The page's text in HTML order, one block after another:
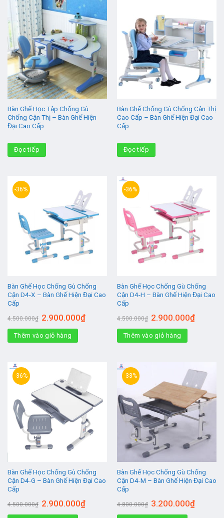
Bàn Ghế Học Tập Chống Gù
Chống Cận Thị – Bàn Ghế Hiện
Đại Cao Cấp
Đọc tiếp
Bàn Ghế Chống Gù Chống Cận Thị
Cao Cấp – Bàn Ghế Hiện Đại Cao
Cấp
Đọc tiếp
-36%
Bàn Ghế Học Chống Gù Chống
Cận D4-X – Bàn Ghế Hiện Đại Cao
Cấp
4.500.000₫ Giá
gốc
là:
4.500.000₫.
2.900.000₫Giá
2.900.000₫.
Thêm vào giỏ hàng
-36%
Bàn Ghế Học Chống Gù Chống
Cận D4-H – Bàn Ghế Hiện Đại Cao
Cấp
4.500.000₫ Giá
gốc
là:
4.500.000₫.
2.900.000₫Giá
Thêm vào giỏ hàng
-36%
Bàn Ghế Học Chống Gù Chống
Cận D4-G – Bàn Ghế Hiện Đại Cao
Cấp
4.500.000₫ Giá
gốc
là:
2.900.000₫Giá
-33%
Bàn Ghế Học Chống Gù Chống
Cận D4-M – Bàn Ghế Hiện Đại Cao
Cấp
4.800.000₫ Giá
gốc
là:
3.200.000₫Giá